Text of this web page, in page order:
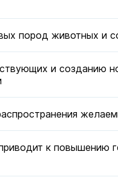
пород животных и
и созданию
к повышению